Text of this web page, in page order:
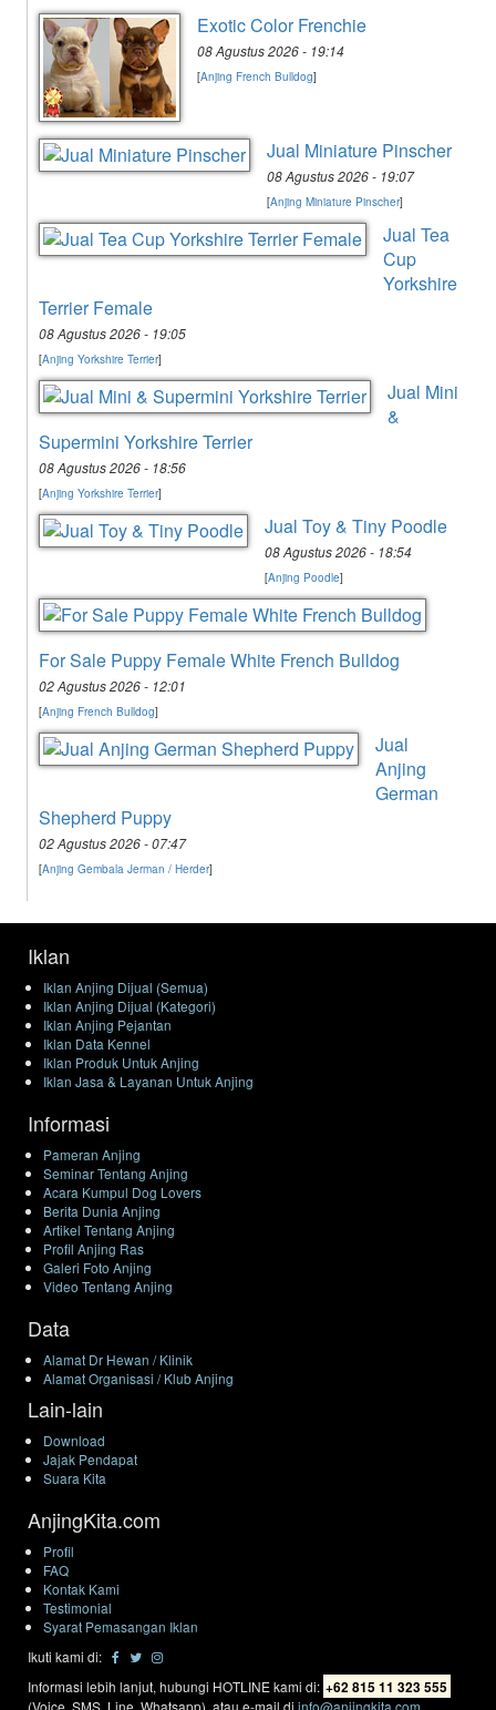
Exotic Color Frenchie
08 Agustus 2026 - 19:14
[Anjing French Bulldog]
Jual Miniature Pinscher
08 Agustus 2026 - 19:07
[Anjing Miniature Pinscher]
Jual Tea
Cup
Yorkshire
Terrier Female
08 Agustus 2026 - 19:05
[Anjing Yorkshire Terrier]
Jual Mini
&
Supermini Yorkshire Terrier
08 Agustus 2026 - 18:56
[Anjing Yorkshire Terrier]
Jual Toy & Tiny Poodle
08 Agustus 2026 - 18:54
[Anjing Poodle]
For Sale Puppy Female White French Bulldog
02 Agustus 2026 - 12:01
[Anjing French Bulldog]
Jual
Anjing
German
Shepherd Puppy
02 Agustus 2026 - 07:47
[Anjing Gembala Jerman / Herder]
Iklan
Iklan Anjing Dijual (Semua)
Iklan Anjing Dijual (Kategori)
Iklan Anjing Pejantan
Iklan Data Kennel
Iklan Produk Untuk Anjing
Iklan Jasa & Layanan Untuk Anjing
Informasi
Pameran Anjing
Seminar Tentang Anjing
Acara Kumpul Dog Lovers
Berita Dunia Anjing
Artikel Tentang Anjing
Profil Anjing Ras
Galeri Foto Anjing
Video Tentang Anjing
Data
Alamat Dr Hewan / Klinik
Alamat Organisasi / Klub Anjing
Lain-lain
Download
Jajak Pendapat
Suara Kita
AnjingKita.com
Profil
FAQ
Kontak Kami
Testimonial
Syarat Pemasangan Iklan
Ikuti kami di:
Informasi lebih lanjut, hubungi HOTLINE kami di: +62 815 11 323 555
(Voice, SMS, Line, Whatsapp), atau e-mail di info@anjingkita.com